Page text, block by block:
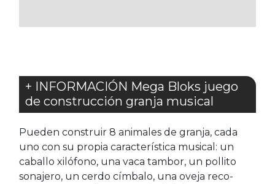
+ INFORMACIÓN Mega Bloks juego
de construcción granja musical
Pueden construir 8 animales de granja, cada
uno con su propia característica musical: un
caballo xilófono, una vaca tambor, un pollito
sonajero, un cerdo címbalo, una oveja reco-